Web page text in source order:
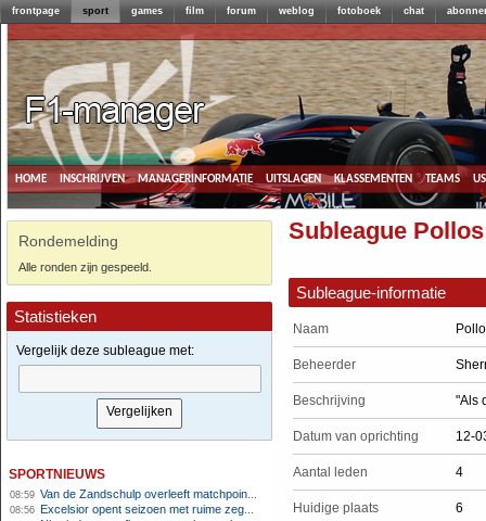
frontpage sport games film forum weblog fotoboek chat
home inschrijven managerinformatie uitslagen klassementen teams
Rondemelding
Alle ronden zijn gespeeld.
Statistieken
Vergelijk deze subleague met:
sportnieuws
08:59 Van de Zandschulp overleeft matchpoints, ook Griekspoor verder in Montreal
08:56 Excelsior opent seizoen met ruime zege op promovendus Cambuur
Subleague
Subleague-informatie
Naam
Beheerder
Beschrijving "Als
Datum van oprichting 12-
Aantal leden 4
Huidige plaats 6